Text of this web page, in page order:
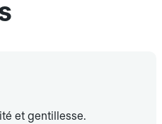
et gentillesse.